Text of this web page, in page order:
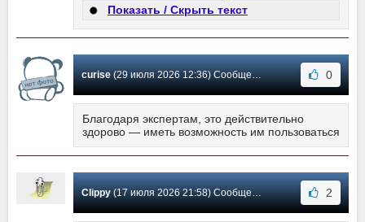
Показать / Скрыть текст
curise(29 июля 2026 12:36) Сообщение #5752 0
Благодаря экспертам, это действительно
здорово — иметь возможность им пользоваться
Clippy(17 июля 2026 21:58) Сообщение #5751 2